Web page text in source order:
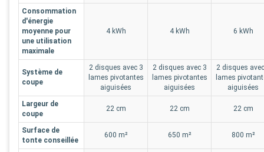
Consommation
d'énergie
moyenne pour
une utilisation
maximale
4 kWh 4 kWh 6 kWh
Système de
coupe
2 disques avec 3
lames pivotantes
aiguisées
2 disques avec 3
lames pivotantes
aiguisées
2 disques
lames
aiguisées
Largeur de
coupe
22 cm 22 cm 22 cm
Surface de
tonte conseillée
600 m² 650 m² 800 m²